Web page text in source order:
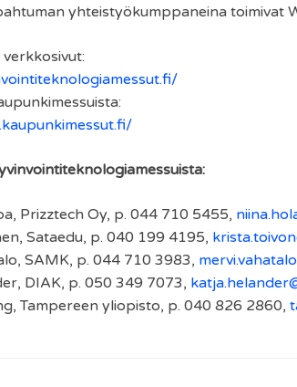
yhteistyökumppaneina toimivat
Prizztech Oy, p. 044 710 5455,
Sataedu, p. 040 199 4195,
SAMK, p. 044 710 3983,
DIAK, p. 050 349 7073,
Tampereen yliopisto, p. 040 826 2860,